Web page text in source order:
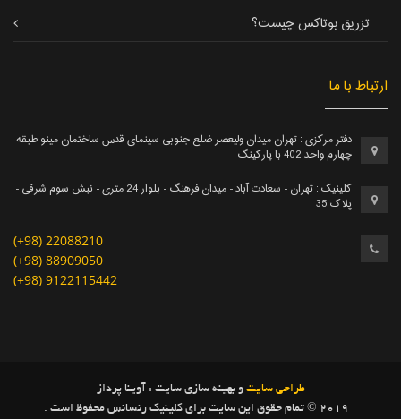
تزریق بوتاکس چیست؟
ارتباط با ما
دفتر مرکزی : تهران میدان ولیعصر ضلع جنوبی سينمای قدس ساختمان مینو طبقه
چهارم واحد 402 با پارکینگ
کلینیک : تهران - سعادت آباد - میدان فرهنگ - بلوار 24 متری - نبش سوم شرقی -
پلاک 35
(+98) 22088210
(+98) 88909050
(+98) 9122115442
طراحی سایتو بهینه سازی سایت : آوینا پرداز
2019 © تمام حقوق این سایت برای کلینیک رنسانس محفوظ است .